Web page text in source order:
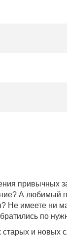
А любимый
Не имеете ни
по
старых и новых